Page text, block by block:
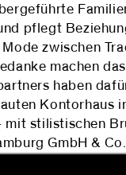
pflegt
zwischen
machen
haben
Kontorhaus
mit stilistischen
GmbH &